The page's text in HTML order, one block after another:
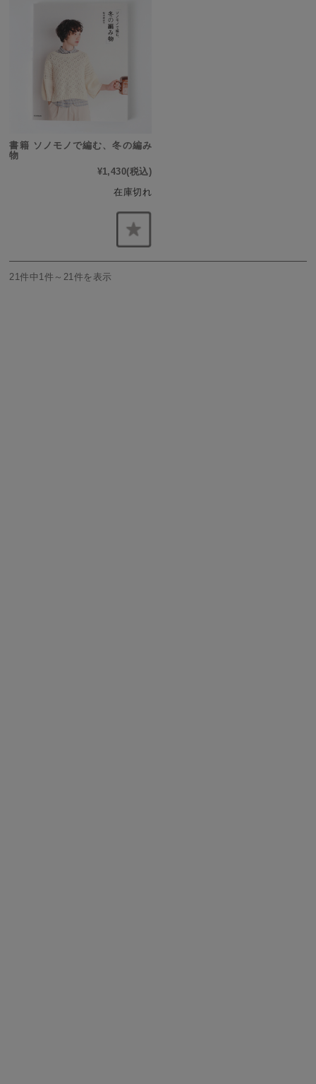
書籍 ソノモノで編む、冬の編み
物
¥1,430(税込)
在庫切れ
21件中1件～21件を表示